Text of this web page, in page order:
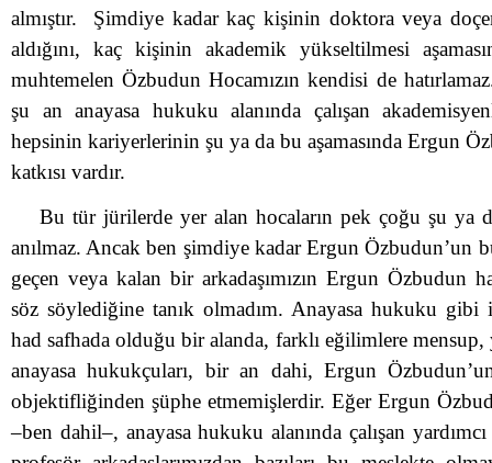
almıştır. Şimdiye kadar kaç kişinin doktora veya
aldığını, kaç kişinin akademik yükseltilmesi
muhtemelen Özbudun Hocamızın kendisi de
şu an anayasa hukuku alanında çalışan
hepsinin kariyerlerinin şu ya da bu aşamasında Ergun
katkısı vardır.
Bu tür jürilerde yer alan hocaların pek çoğu şu ya
anılmaz. Ancak ben şimdiye kadar Ergun Özbudun’un
geçen veya kalan bir arkadaşımızın Ergun Özbudun
söz söylediğine tanık olmadım. Anayasa hukuku gibi
had safhada olduğu bir alanda, farklı eğilimlere mensup,
anayasa hukukçuları, bir an dahi, Ergun Özbudun’un
objektifliğinden şüphe etmemişlerdir. Eğer Ergun
–ben dahil–, anayasa hukuku alanında çalışan